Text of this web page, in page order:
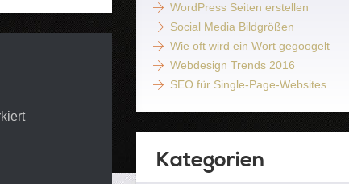
WordPress Seiten erstellen
Social Media Bildgrößen
Wie oft wird ein Wort gegoogelt
Webdesign Trends 2016
SEO für Single-Page-Websites
Kategorien